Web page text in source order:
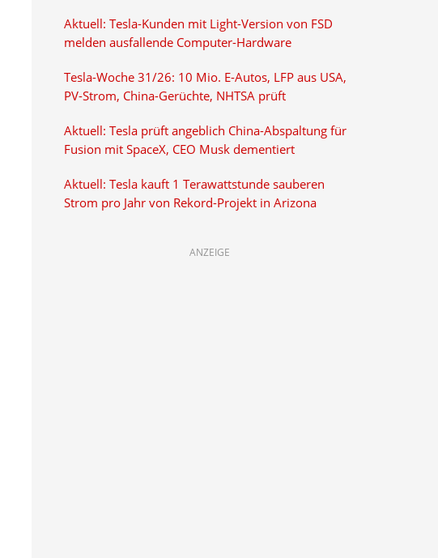
Aktuell: Tesla-Kunden mit Light-Version von FSD
melden ausfallende Computer-Hardware
Tesla-Woche 31/26: 10 Mio. E-Autos, LFP aus USA,
PV-Strom, China-Gerüchte, NHTSA prüft
Aktuell: Tesla prüft angeblich China-Abspaltung für
Fusion mit SpaceX, CEO Musk dementiert
Aktuell: Tesla kauft 1 Terawattstunde sauberen
Strom pro Jahr von Rekord-Projekt in Arizona
ANZEIGE